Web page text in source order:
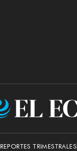
REPORTES TRIMESTRALES